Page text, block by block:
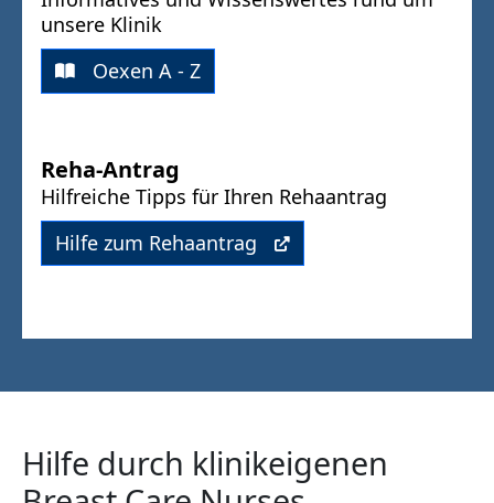
unsere Klinik
Oexen A - Z
Reha-Antrag
Hilfreiche Tipps für Ihren Rehaantrag
Hilfe zum Rehaantrag
Hilfe durch klinikeigenen